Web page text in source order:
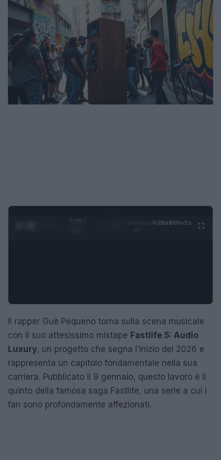
0:29 /
AdhubMedia
Il rapper Guè Pequeno torna sulla scena musicale
con il suo attesissimo mixtape Fastlife 5: Audio
Luxury, un progetto che segna l’inizio del 2026 e
rappresenta un capitolo fondamentale nella sua
carriera. Pubblicato il 9 gennaio, questo lavoro è il
quinto della famosa saga Fastlife, una serie a cui i
fan sono profondamente affezionati.